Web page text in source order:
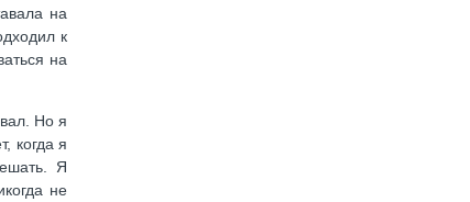
на
к
на
Но я
когда я
Я
не